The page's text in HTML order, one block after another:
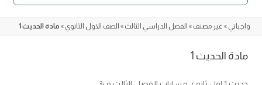
واجباتي » غير مصنف » الفصل الدراسي الثالث » الصف الاول الثانوي » مادة الحديث 1
مادة الحديث 1